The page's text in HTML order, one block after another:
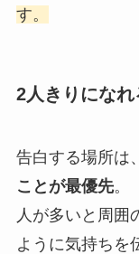
す。
2人きりにな
告白する場所は、
ことが最優先。
人が多いと周囲
ように気持ちを